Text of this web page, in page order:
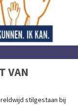
VAN
stilgestaan bij